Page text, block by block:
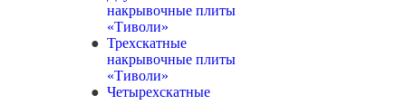
накрывочные плиты
«Тиволи»
Трехскатные
накрывочные плиты
«Тиволи»
Четырехскатные